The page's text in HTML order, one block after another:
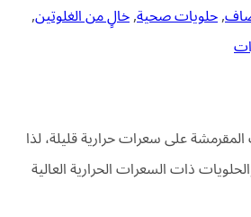
,حلويات صحية,خالٍ من الغلوتين,
على سعرات حرارية قليلة، لذا
ذات السعرات الحرارية العالية